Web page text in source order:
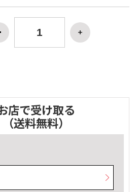
店で受け取る
（送料無料）